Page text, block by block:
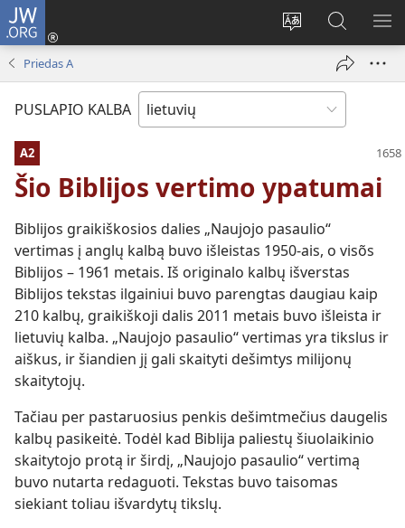
JW.ORG
Pakeisti
svetainės
Prisijungti
(atsiveria Paieška
svetainėje
JW.ORG
Priedas A
PUSLAPIO KALBA
A2
Šio Biblijos vertimo ypatumai
Biblijos graikiškosios dalies „Naujojo pasaulio“
vertimas į anglų kalbą buvo išleistas 1950-ais, o visõs
Biblijos – 1961 metais. Iš originalo kalbų išverstas
Biblijos tekstas ilgainiui buvo parengtas daugiau kaip
210 kalbų, graikiškoji dalis 2011 metais buvo išleista ir
lietuvių kalba. „Naujojo pasaulio“ vertimas yra tikslus ir
aiškus, ir šiandien jį gali skaityti dešimtys milijonų
skaitytojų.
Tačiau per pastaruosius penkis dešimtmečius daugelis
kalbų pasikeitė. Todėl kad Biblija paliestų šiuolaikinio
skaitytojo protą ir širdį, „Naujojo pasaulio“ vertimą
buvo nutarta redaguoti. Tekstas buvo taisomas
siekiant toliau išvardytų tikslų.